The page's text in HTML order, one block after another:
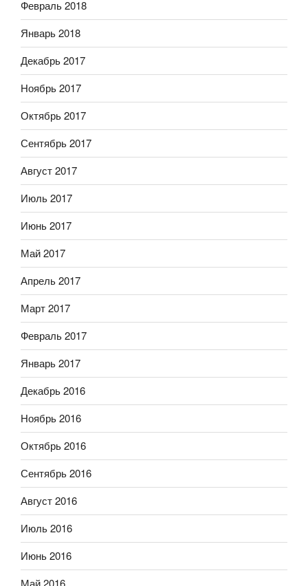
Февраль 2018
Январь 2018
Декабрь 2017
Ноябрь 2017
Октябрь 2017
Сентябрь 2017
Август 2017
Июль 2017
Июнь 2017
Май 2017
Апрель 2017
Март 2017
Февраль 2017
Январь 2017
Декабрь 2016
Ноябрь 2016
Октябрь 2016
Сентябрь 2016
Август 2016
Июль 2016
Июнь 2016
Май 2016